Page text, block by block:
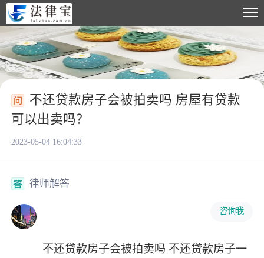
不还贷款房子会被拍卖吗 房屋有贷款
可以出卖吗？
2023-05-04 16:04:33
律师解答
咨询我
不还贷款房子会被拍卖吗 不还贷款房子一